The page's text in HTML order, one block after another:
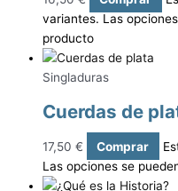
variantes. Las
producto
Singladuras
Cuerdas de
17,50 € Comprar
Las opciones se